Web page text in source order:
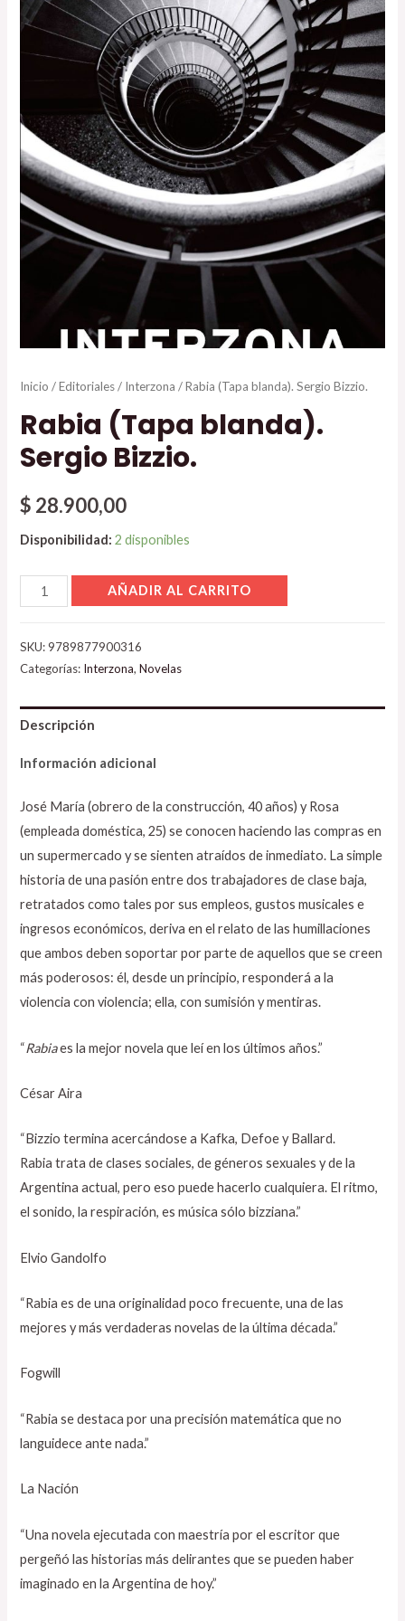
Inicio /Editoriales/ Interzona / Rabia (Tapa blanda). Sergio Bizzio.
Rabia (Tapa blanda).
Sergio Bizzio.
$ 28.900,00
Disponibilidad: 2 disponibles
AÑADIR AL CARRITO
SKU:9789877900316
Categorías: Interzona,Novelas
Descripción
Información adicional
José María (obrero de la construcción, 40 años) y Rosa
(empleada doméstica, 25) se conocen haciendo las compras en
un supermercado y se sienten atraídos de inmediato. La simple
historia de una pasión entre dos trabajadores de clase baja,
retratados como tales por sus empleos, gustos musicales e
ingresos económicos, deriva en el relato de las humillaciones
que ambos deben soportar por parte de aquellos que se creen
más poderosos: él, desde un principio, responderá a la
violencia con violencia; ella, con sumisión y mentiras.
“Rabiaes la mejor novela que leí en los últimos años.”
César Aira
“Bizzio termina acercándose a Kafka, Defoe y Ballard.
Rabia trata de clases sociales, de géneros sexuales y de la
Argentina actual, pero eso puede hacerlo cualquiera. El ritmo,
el sonido, la respiración, es música sólo bizziana.”
Elvio Gandolfo
“Rabia es de una originalidad poco frecuente, una de las
mejores y más verdaderas novelas de la última década.”
Fogwill
“Rabia se destaca por una precisión matemática que no
languidece ante nada.”
La Nación
“Una novela ejecutada con maestría por el escritor que
pergeñó las historias más delirantes que se pueden haber
imaginado en la Argentina de hoy.”